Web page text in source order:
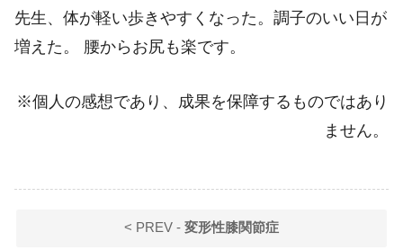
先生、体が軽い歩きやすくなった。調子のいい日が
増えた。 腰からお尻も楽です。
※個人の感想であり、成果を保障するものではあり
ません。
< PREV - 変形性膝関節症